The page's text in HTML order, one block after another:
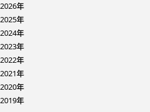
2026年
2025年
2024年
2023年
2022年
2021年
2020年
2019年